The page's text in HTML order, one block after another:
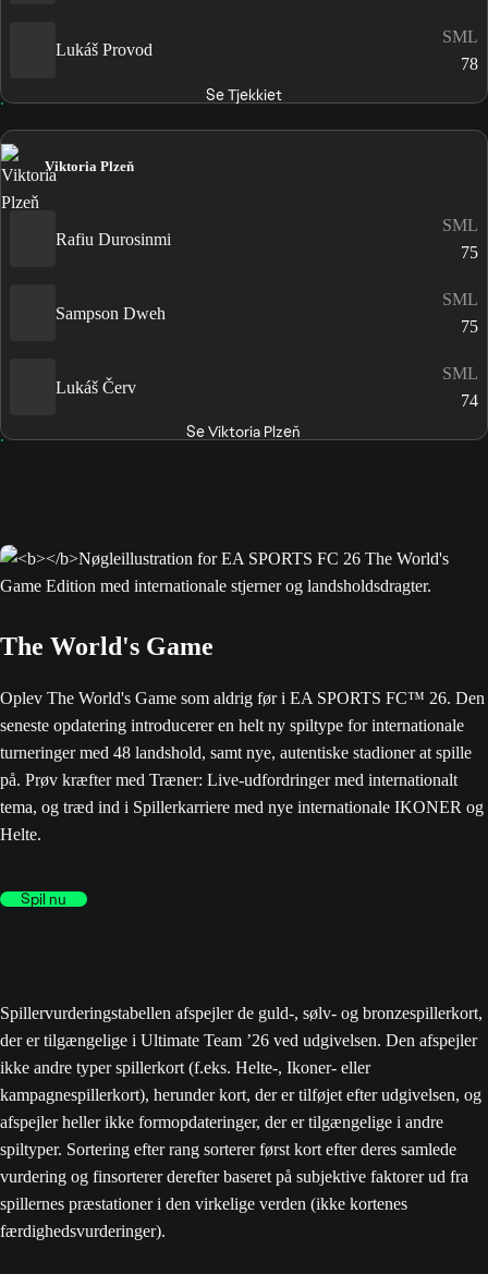
Lukáš Provod
SML
78
Se Tjekkiet
Viktoria Plzeň
Rafiu Durosinmi
SML
75
Sampson Dweh
SML
75
Lukáš Červ
SML
74
Se Viktoria Plzeň
The World's Game
Oplev The World's Game som aldrig før i EA SPORTS FC™ 26. Den
seneste opdatering introducerer en helt ny spiltype for internationale
turneringer med 48 landshold, samt nye, autentiske stadioner at spille
på. Prøv kræfter med Træner: Live-udfordringer med internationalt
tema, og træd ind i Spillerkarriere med nye internationale IKONER og
Helte.
Spil nu
Spillervurderingstabellen afspejler de guld-, sølv- og bronzespillerkort,
der er tilgængelige i Ultimate Team ’26 ved udgivelsen. Den afspejler
ikke andre typer spillerkort (f.eks. Helte-, Ikoner- eller
kampagnespillerkort), herunder kort, der er tilføjet efter udgivelsen, og
afspejler heller ikke formopdateringer, der er tilgængelige i andre
spiltyper. Sortering efter rang sorterer først kort efter deres samlede
vurdering og finsorterer derefter baseret på subjektive faktorer ud fra
spillernes præstationer i den virkelige verden (ikke kortenes
færdighedsvurderinger).